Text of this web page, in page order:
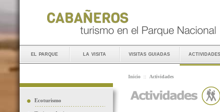
el parque la visita visitas guiadas actividades
Ecoturismo
Inicio :: Actividades